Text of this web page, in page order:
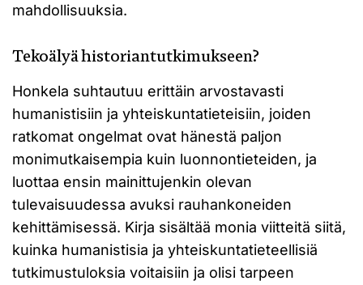
mahdollisuuksia.
Tekoälyä historiantutkimukseen?
Honkela suhtautuu erittäin arvostavasti
humanistisiin ja yhteiskuntatieteisiin, joiden
ratkomat ongelmat ovat hänestä paljon
monimutkaisempia kuin luonnontieteiden, ja
luottaa ensin mainittujenkin olevan
tulevaisuudessa avuksi rauhankoneiden
kehittämisessä. Kirja sisältää monia viitteitä siitä,
kuinka humanistisia ja yhteiskuntatieteellisiä
tutkimustuloksia voitaisiin ja olisi tarpeen